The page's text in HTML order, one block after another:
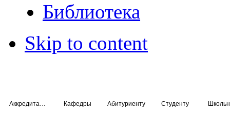
Библиотека
Skip to content
Кафедры Абитуриенту Студенту